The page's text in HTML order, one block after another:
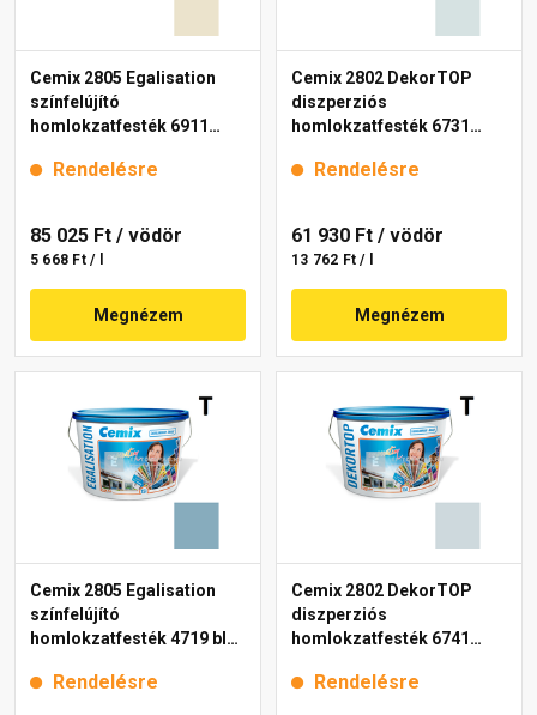
Cemix 2805 Egalisation
színfelújító
homlokzatfesték 6911
Rendelésre
85 025 Ft / vödör
5 668 Ft / l
Megnézem
Cemix 2802 DekorTOP
diszperziós
homlokzatfesték 6731
Rendelésre
61 930 Ft / vödör
13 762 Ft / l
Megnézem
Cemix 2805 Egalisation
színfelújító
homlokzatfesték 4719 blue
Rendelésre
Cemix 2802 DekorTOP
diszperziós
homlokzatfesték 6741
Rendelésre